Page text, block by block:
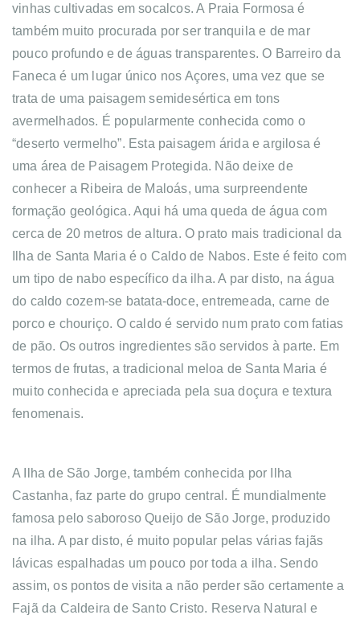
vinhas cultivadas em socalcos. A Praia Formosa é
também muito procurada por ser tranquila e de mar
pouco profundo e de águas transparentes. O Barreiro da
Faneca é um lugar único nos Açores, uma vez que se
trata de uma paisagem semidesértica em tons
avermelhados. É popularmente conhecida como o
“deserto vermelho”. Esta paisagem árida e argilosa é
uma área de Paisagem Protegida. Não deixe de
conhecer a Ribeira de Maloás, uma surpreendente
formação geológica. Aqui há uma queda de água com
cerca de 20 metros de altura. O prato mais tradicional da
Ilha de Santa Maria é o Caldo de Nabos. Este é feito com
um tipo de nabo específico da ilha. A par disto, na água
do caldo cozem-se batata-doce, entremeada, carne de
porco e chouriço. O caldo é servido num prato com fatias
de pão. Os outros ingredientes são servidos à parte. Em
termos de frutas, a tradicional meloa de Santa Maria é
muito conhecida e apreciada pela sua doçura e textura
fenomenais.
A Ilha de São Jorge, também conhecida por Ilha
Castanha, faz parte do grupo central. É mundialmente
famosa pelo saboroso Queijo de São Jorge, produzido
na ilha. A par disto, é muito popular pelas várias fajãs
lávicas espalhadas um pouco por toda a ilha. Sendo
assim, os pontos de visita a não perder são certamente a
Fajã da Caldeira de Santo Cristo. Reserva Natural e